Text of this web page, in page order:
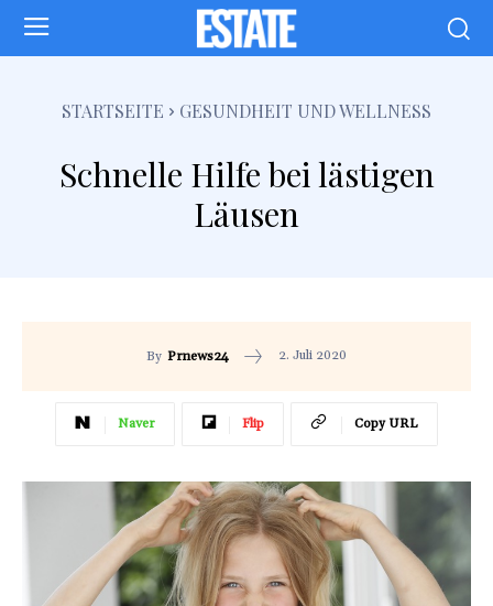
STARTSEITE GESUNDHEIT UND WELLNESS
Schnelle Hilfe bei lästigen
Läusen
By Prnews24 2. Juli 2020
Naver Flip Copy URL